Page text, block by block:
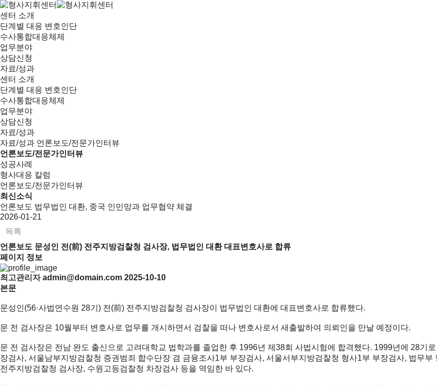
센터 소개
단계별 대응 변호인단
수사통합대응체제
업무분야
상담신청
자료/성과
센터 소개
단계별 대응 변호인단
수사통합대응체제
업무분야
상담신청
자료/성과
자료/성과 언론보도/전문가인터뷰
언론보도/전문가인터뷰
성공사례
형사대응 칼럼
언론보도/전문가인터뷰
최신소식
언론보도 법무법인 대환, 중국 인민망과 업무협약 체결
2026-01-21
목록
언론보도 문성인 전(前) 전주지방검찰청 검사장, 법무법인 대환 대표변호사로 합류
페이지 정보
최고관리자 admin@domain.com 2025-10-10
본문
문성인(56·사법연수원 28기) 전(前) 전주지방검찰청 검사장이 법무법인 대환에 대표변호사로 합류했다.
문 전 검사장은 10월부터 변호사로 업무를 개시하면서 검찰을 떠나 변호사로서 새출발하여 의뢰인을 만날 예정이다.
문 전 검사장은 전남 완도 출신으로 고려대학교 법학과를 졸업한 후 1996년 제38회 사법시험에 합격했다. 1999년에 28기
장검사, 서울남부지방검찰청 증권범죄 합수단장 겸 금융조사1부 부장검사, 서울서부지방검찰청 형사1부 부장검사, 법무
전주지방검찰청 검사장, 수원고등검찰청 차장검사 등을 역임한 바 있다.